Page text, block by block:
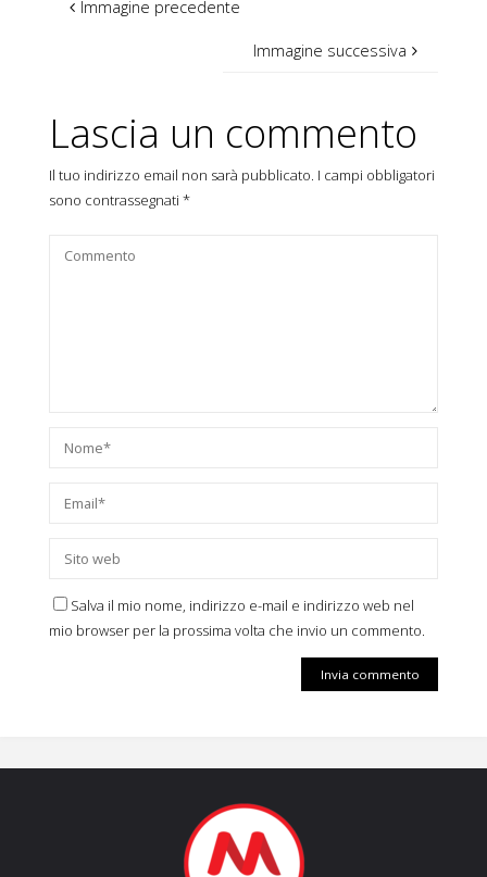
Immagine precedente
Immagine successiva
Lascia un commento
Il tuo indirizzo email non sarà pubblicato. I campi obbligatori
sono contrassegnati *
Salva il mio nome, indirizzo e-mail e indirizzo web nel
mio browser per la prossima volta che invio un commento.